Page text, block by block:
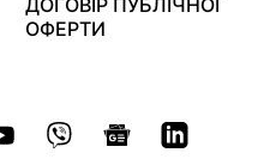
ДОГОВІР ПУБЛІЧНОЇ
ОФЕРТИ